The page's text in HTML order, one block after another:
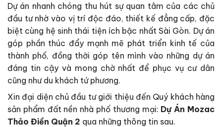
Dự án nhanh chóng thu hút sự quan tâm của các chủ
đầu tư nhờ vào vị trí độc đáo, thiết kế đẳng cấp, đặc
biệt cùng hệ sinh thái tiện ích bậc nhất Sài Gòn. Dự án
góp phần thúc đẩy mạnh mẽ phát triển kinh tế của
thành phố, đồng thời góp tên mình vào những dự án
đáng tin cậy và mong chờ nhất để phục vụ cư dân
cũng như du khách tứ phương.
Xin đại diện chủ đầu tư giới thiệu đến Quý khách hàng
sản phẩm đất nền nhà phố thương mại: Dự Án Mozac
Thảo Điền Quận 2 qua những thông tin sau.